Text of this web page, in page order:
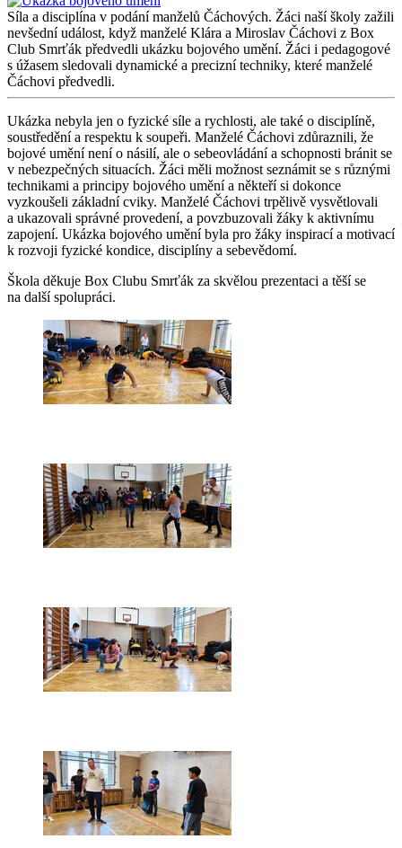
Síla a disciplína v podání manželů Čáchových. Žáci naší školy zažili
nevšední událost, když manželé Klára a Miroslav Čáchovi z Box
Club Smrťák předvedli ukázku bojového umění. Žáci i pedagogové
s úžasem sledovali dynamické a precizní techniky, které manželé
Čáchovi předvedli.
Ukázka nebyla jen o fyzické síle a rychlosti, ale také o disciplíně,
soustředění a respektu k soupeři. Manželé Čáchovi zdůraznili, že
bojové umění není o násilí, ale o sebeovládání a schopnosti bránit se
v nebezpečných situacích. Žáci měli možnost seznámit se s různými
technikami a principy bojového umění a někteří si dokonce
vyzkoušeli základní cviky. Manželé Čáchovi trpělivě vysvětlovali
a ukazovali správné provedení, a povzbuzovali žáky k aktivnímu
zapojení. Ukázka bojového umění byla pro žáky inspirací a motivací
k rozvoji fyzické kondice, disciplíny a sebevědomí.
Škola děkuje Box Clubu Smrťák za skvělou prezentaci a těší se
na další spolupráci.